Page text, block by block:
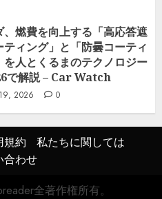
、燃費を向上する「高応答遮
ティング」と「防曇コーティ
を人とくるまのテクノロジー
で解説 – Car Watch
2026 0
規約
私たちに関しては
合わせ
全著作権所有。